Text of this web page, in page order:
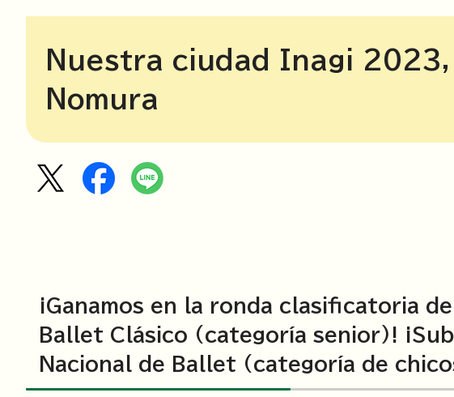
Nuestra ciudad Inagi 2023,
Nomura
¡Ganamos en la ronda clasificatoria
Ballet Clásico (categoría senior)!
Nacional de Ballet (categoría de